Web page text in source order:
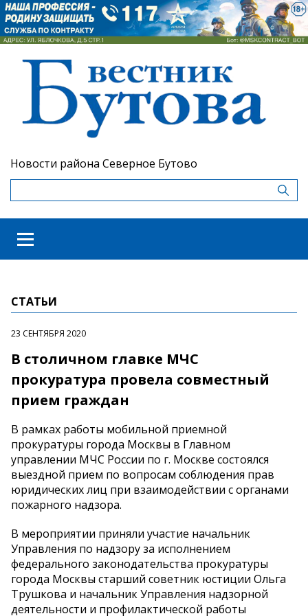
Новости района Северное Бутово
СТАТЬИ
23 СЕНТЯБРЯ 2020
В столичном главке МЧС
прокуратура провела совместный
прием граждан
В рамках работы мобильной приемной
прокуратуры города Москвы в Главном
управлении МЧС России по г. Москве состоялся
выездной прием по вопросам соблюдения прав
юридических лиц при взаимодействии с органами
пожарного надзора.
В мероприятии приняли участие начальник
Управления по надзору за исполнением
федерального законодательства прокуратуры
города Москвы старший советник юстиции Ольга
Трушкова и начальник Управления надзорной
деятельности и профилактической работы